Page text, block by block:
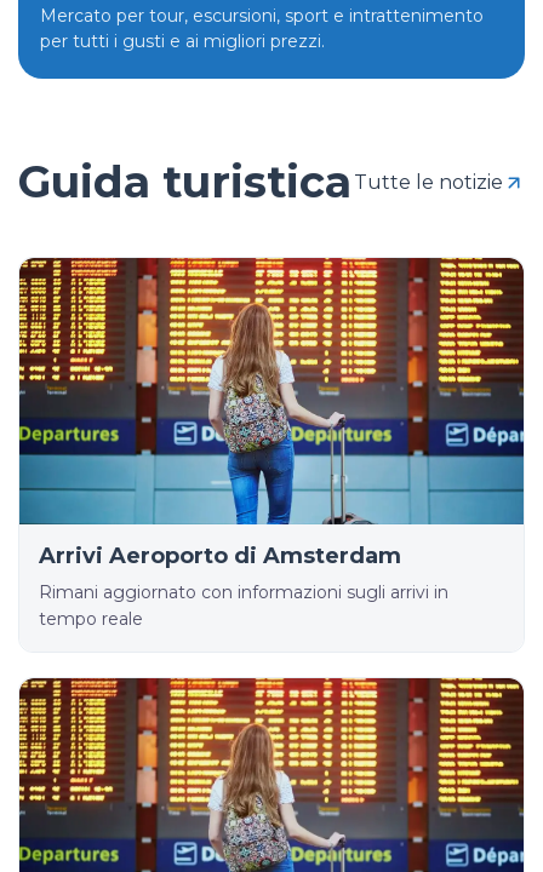
Mercato per tour, escursioni, sport e intrattenimento
per tutti i gusti e ai migliori prezzi.
Guida turistica Tutte le notizie
Arrivi Aeroporto di Amsterdam
Rimani aggiornato con informazioni sugli arrivi in
tempo reale